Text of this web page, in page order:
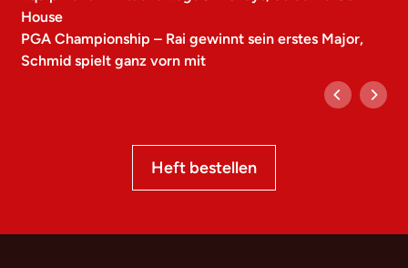
House
PGA Championship – Rai gewinnt sein erstes Major,
Schmid spielt ganz vorn mit
Heft bestellen